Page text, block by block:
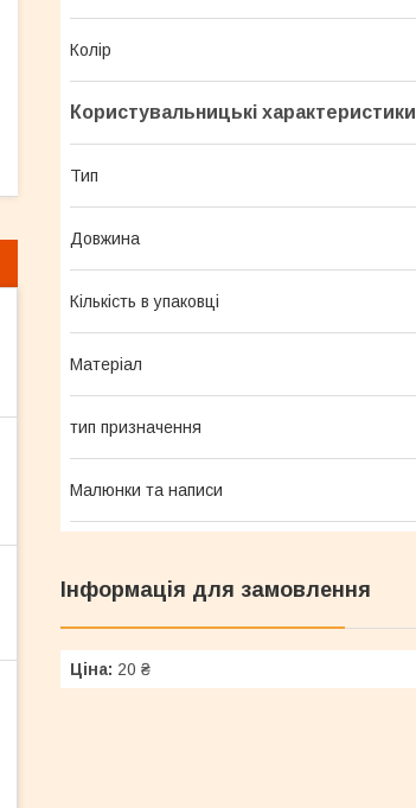
Колір
Користувальницькі характеристики
Тип
Довжина
Кількість в упаковці
Матеріал
тип призначення
Малюнки та написи
Інформація для замовлення
Ціна: 20 ₴